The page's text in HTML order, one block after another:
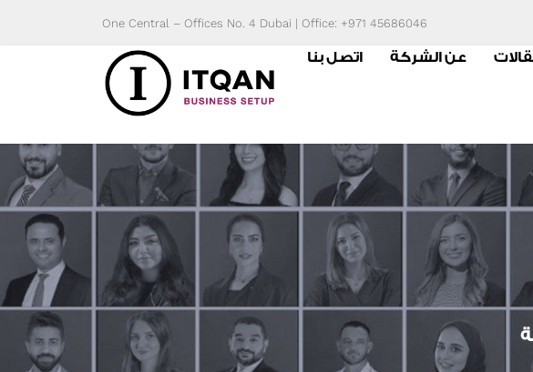
One Central – Offices No. 4 Dubai | Office: +971 45686046
عن الشركة اتصل بنا